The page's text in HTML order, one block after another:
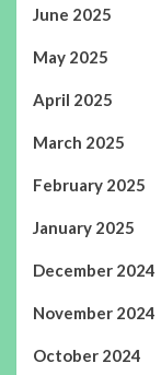
June 2025
May 2025
April 2025
March 2025
February 2025
January 2025
December 2024
November 2024
October 2024